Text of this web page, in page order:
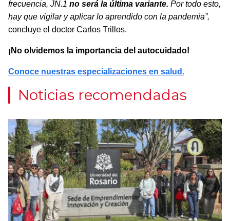
frecuencia, JN.1 no será la última variante. Por todo esto,
hay que vigilar y aplicar lo aprendido con la pandemia”,
concluye el doctor Carlos Trillos.
¡No olvidemos la importancia del autocuidado!
Conoce nuestras especializaciones en salud.
Noticias recomendadas